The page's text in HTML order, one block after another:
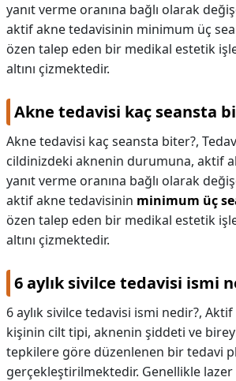
yanıt verme oranına bağlı olarak
aktif akne tedavisinin minimum üç
özen talep eden bir medikal estetik
altını çizmektedir.
Akne tedavisi kaç seansta
Akne tedavisi kaç seansta biter?,
cildinizdeki aknenin durumuna, aktif
yanıt verme oranına bağlı olarak
aktif akne tedavisinin minimum üç
özen talep eden bir medikal estetik
altını çizmektedir.
6 aylık sivilce tedavisi ismi
6 aylık sivilce tedavisi ismi nedir?, Aktif
kişinin cilt tipi, aknenin şiddeti ve
tepkilere göre düzenlenen bir tedavi
gerçekleştirilmektedir. Genellikle lazer